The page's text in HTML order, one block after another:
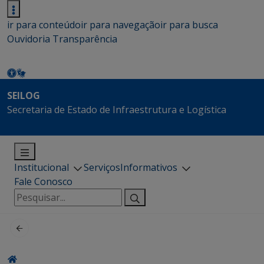
ir para conteúdoir para navegaçãoir para busca
Ouvidoria Transparência
SEILOG
Secretaria de Estado de Infraestrutura e Logística
Institucional ServiçosInformativos
Fale Conosco
Pesquisar
por: